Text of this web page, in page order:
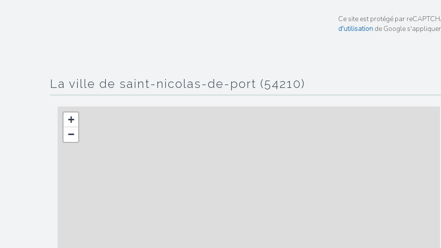
Ce site est protégé par
d'utilisation de Google
la ville de saint-nicolas-de-port (54210)
+
−